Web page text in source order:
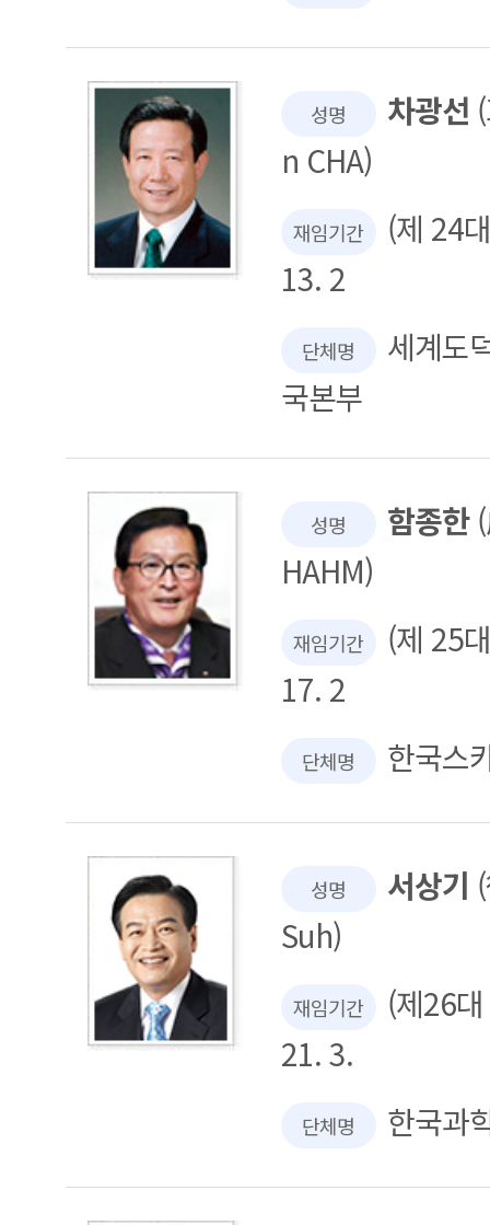
성명 차광선
n CHA)
재임기간
(제 24
13. 2
단체명
세계도
국본부
성명 함종한(
HAHM)
재임기간
(제 25
17. 2
단체명 한국스
성명 서상기
Suh)
재임기간
(제26
21. 3.
단체명 한국과